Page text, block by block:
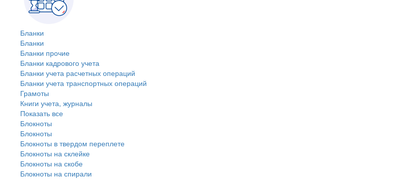
Бланки
Бланки
Бланки прочие
Бланки кадрового учета
Бланки учета расчетных операций
Бланки учета транспортных операций
Грамоты
Книги учета, журналы
Показать все
Блокноты
Блокноты
Блокноты в твердом переплете
Блокноты на склейке
Блокноты на скобе
Блокноты на спирали